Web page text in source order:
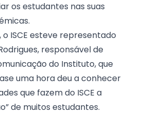
os estudantes nas suas
o ISCE esteve representado
responsável de
do Instituto, que
uma hora deu a conhecer
que fazem do ISCE a
de muitos estudantes.